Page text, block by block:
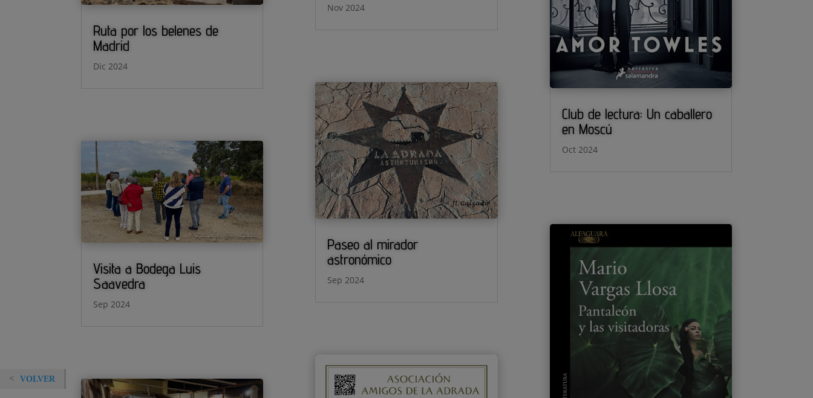
Ruta por los belenes de
Madrid
Dic 2024
Visita a Bodega Luis
Saavedra
Sep 2024
Nov 2024
Paseo al mirador
astronómico
Sep 2024
Club de lectura: Un caballero
en Moscú
Oct 2024
VOLVER